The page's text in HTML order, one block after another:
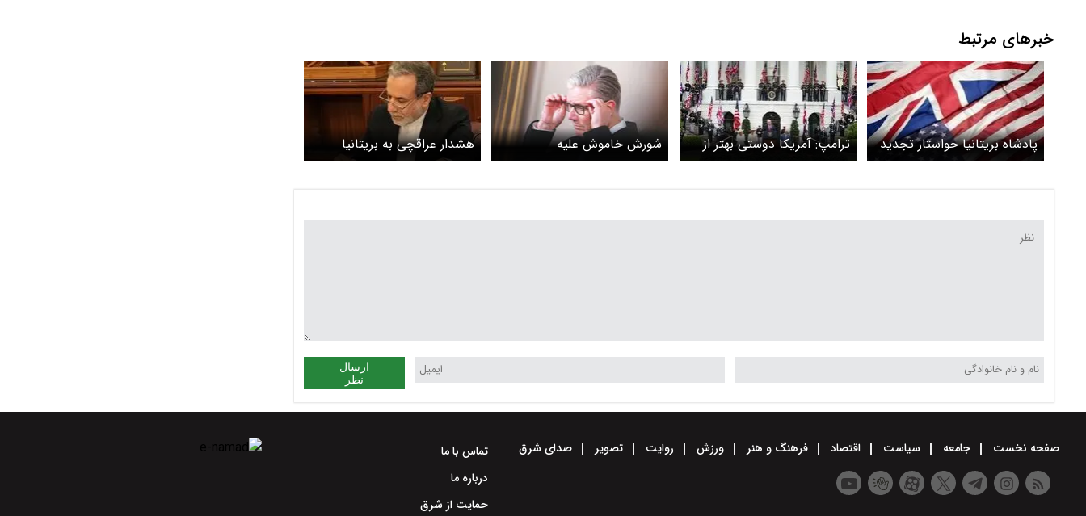
خبرهای مرتبط
پادشاه بریتانیا خواستار تجدید
اتحاد واشینگتن و لندن
ترامپ: آمریکا دوستی بهتر از
بریتانیا ندارد
شورش خاموش علیه
نخست‌وزیر
هشدار عراقچی به بریتانیا
ارسال
نظر
صفحه نخست جامعه سیاست اقتصاد فرهنگ و هنر ورزش روایت تصویر صدای شرق
تماس با ما
درباره ما
حمایت از شرق